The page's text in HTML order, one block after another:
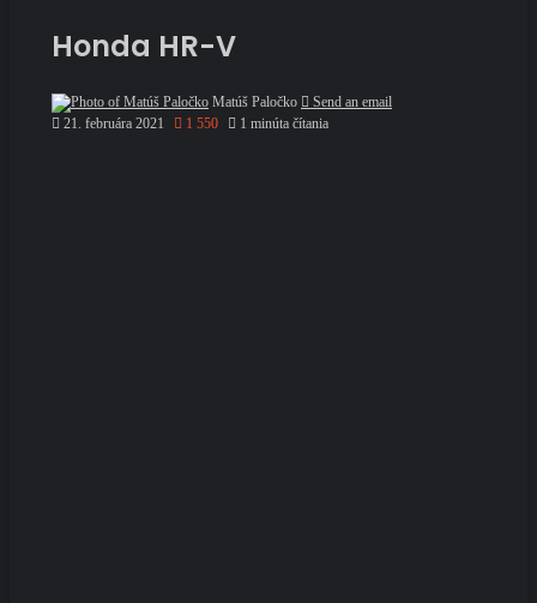
Honda HR-V
Matúš Paločko
Send an email
21. februára 2021
1 550 1 minúta čítania